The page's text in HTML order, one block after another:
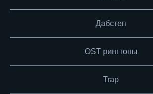
Дабстеп
OST рингтоны
Trap